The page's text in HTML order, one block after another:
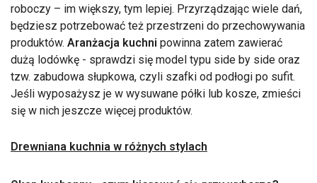
roboczy – im większy, tym lepiej. Przyrządzając wiele dań,
będziesz potrzebować też przestrzeni do przechowywania
produktów. Aranżacja kuchni powinna zatem zawierać
dużą lodówkę - sprawdzi się model typu side by side oraz
tzw. zabudowa słupkowa, czyli szafki od podłogi po sufit.
Jeśli wyposażysz je w wysuwane półki lub kosze, zmieści
się w nich jeszcze więcej produktów.
Drewniana kuchnia w różnych stylach